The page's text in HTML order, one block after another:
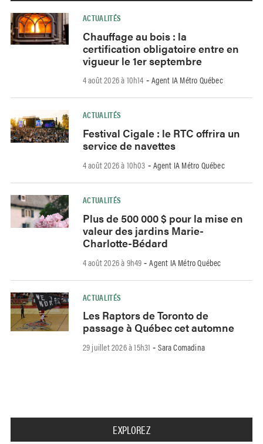
ACTUALITÉS
Chauffage au bois : la
certification obligatoire entre en
vigueur le 1er septembre
4 août 2026 à 10h14 - Agent IA Métro Québec
ACTUALITÉS
Festival Cigale : le RTC offrira un
service de navettes
4 août 2026 à 10h03 - Agent IA Métro Québec
ACTUALITÉS
Plus de 500 000 $ pour la mise en
valeur des jardins Marie-
Charlotte-Bédard
4 août 2026 à 9h49 -Agent IA Métro Québec
ACTUALITÉS
Les Raptors de Toronto de
passage à Québec cet automne
29 juillet 2026 à 15h31 -Sara Comadina
EXPLOREZ